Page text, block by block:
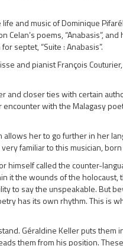
and music of Dominique
poems, “Anabasis”,
septet, “Suite : Anabasis”.
and pianist François
and closer ties with certain
encounter with the Malagasy
her to go further in her
familiar to this musician,
himself called the counter-
it the wounds of the holocaust,
to say the unspeakable. But
has its own rhythm. This is
Géraldine Keller puts them
them from his position.